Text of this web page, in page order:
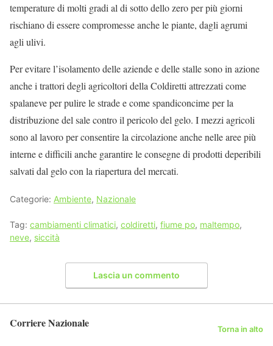
temperature di molti gradi al di sotto dello zero per più giorni
rischiano di essere compromesse anche le piante, dagli agrumi
agli ulivi.
Per evitare l’isolamento delle aziende e delle stalle sono in azione
anche i trattori degli agricoltori della Coldiretti attrezzati come
spalaneve per pulire le strade e come spandiconcime per la
distribuzione del sale contro il pericolo del gelo. I mezzi agricoli
sono al lavoro per consentire la circolazione anche nelle aree più
interne e difficili anche garantire le consegne di prodotti deperibili
salvati dal gelo con la riapertura del mercati.
Categorie: Ambiente, Nazionale
Tag: cambiamenti climatici, coldiretti, fiume po, maltempo,
neve, siccità
Lascia un commento
Corriere Nazionale Torna in alto